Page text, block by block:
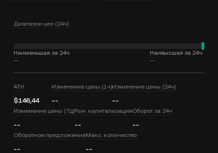
Диапазон цен (24ч)
Наименьшая за 24ч
--
Наивысшая за 24ч
--
ATH
$146,44
Изменение цены (1ч)
--
Изменение цены (24ч)
--
Изменение цены (7д)
--
Рын. капитализация
--
Оборот за 24ч
--
Оборотное предложение
--
Макс. количество
--